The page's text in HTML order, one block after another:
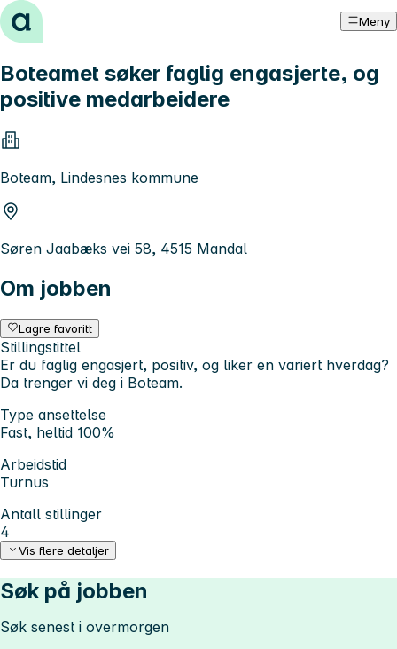
Hopp til innhold Meny
Boteamet søker faglig engasjerte, og
positive medarbeidere
Boteam, Lindesnes kommune
Søren Jaabæks vei 58, 4515 Mandal
Om jobben
Lagre favoritt
Stillingstittel
Er du faglig engasjert, positiv, og liker en variert hverdag?
Da trenger vi deg i Boteam.
Type ansettelse
Fast, heltid 100%
Arbeidstid
Turnus
Antall stillinger
4
Vis flere detaljer
Søk på jobben
Søk senest i overmorgen